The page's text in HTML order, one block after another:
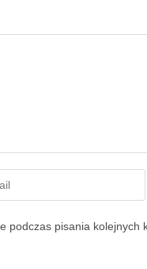
podczas pisania kolejnych